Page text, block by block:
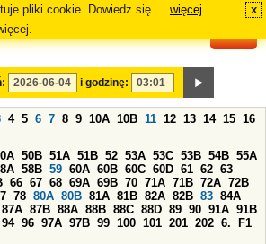
pliki cookie. Dowiedz się
więcej x
i godzinę:
4 5 6 7 8 9 10A 10B 11 12 13 14 15 16
50B 51A 51B 52 53A 53C 53B 54B 55A
58B 59 60A 60B 60C 60D 61 62 63
66 67 68 69A 69B 70 71A 71B 72A 72B
78 80A 80B 81A 81B 82A 82B 83 84A
87A 87B 88A 88B 88C 88D 89 90 91A 91B
94 96 97A 97B 99 100 101 201 202 6.
F1